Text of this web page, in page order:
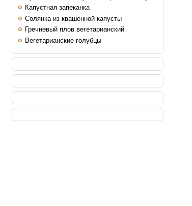
Капустная запеканка
Солянка из квашенной капусты
Гречневый плов вегетарианский
Вегетарианские голубцы